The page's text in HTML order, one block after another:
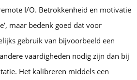
I/O. Betrokkenheid en motivatie
maar bedenk goed dat voor
gebruik van bijvoorbeeld een
vaardigheden nodig zijn dan bij
Het kalibreren middels een